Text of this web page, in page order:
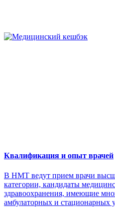
Квалификация и опыт врачей
В НМТ ведут прием врачи
категории, кандидаты
здравоохранения, имеющие
амбулаторных и стационарных